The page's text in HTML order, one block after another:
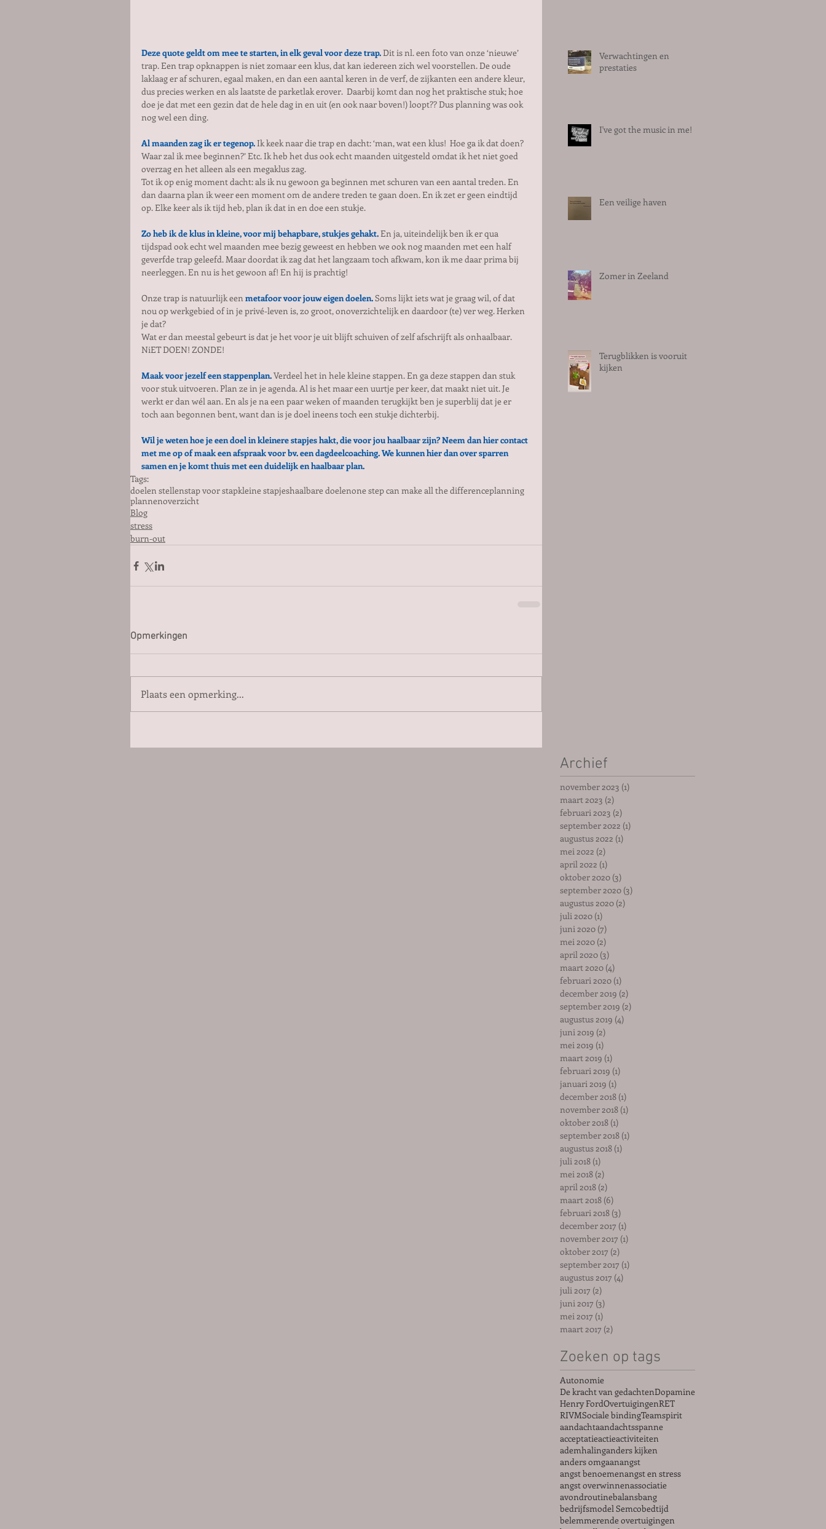
Deze quote geldt om mee te starten, in elk geval voor deze trap. Dit is nl. een foto van onze ‘nieuwe’
trap. Een trap opknappen is niet zomaar een klus, dat kan iedereen zich wel voorstellen. De oude
laklaag er af schuren, egaal maken, en dan een aantal keren in de verf, de zijkanten een andere kleur,
dus precies werken en als laatste de parketlak erover.  Daarbij komt dan nog het praktische stuk; hoe
doe je dat met een gezin dat de hele dag in en uit (en ook naar boven!) loopt?? Dus planning was ook
nog wel een ding.
Al maanden zag ik er tegenop. Ik keek naar die trap en dacht: ‘man, wat een klus!  Hoe ga ik dat doen?
Waar zal ik mee beginnen?’ Etc. Ik heb het dus ook echt maanden uitgesteld omdat ik het niet goed
overzag en het alleen als een megaklus zag.
Tot ik op enig moment dacht: als ik nu gewoon ga beginnen met schuren van een aantal treden. En
dan daarna plan ik weer een moment om de andere treden te gaan doen. En ik zet er geen eindtijd
op. Elke keer als ik tijd heb, plan ik dat in en doe een stukje.
Zo heb ik de klus in kleine, voor mij behapbare, stukjes gehakt. En ja, uiteindelijk ben ik er qua
tijdspad ook echt wel maanden mee bezig geweest en hebben we ook nog maanden met een half
geverfde trap geleefd. Maar doordat ik zag dat het langzaam toch afkwam, kon ik me daar prima bij
neerleggen. En nu is het gewoon af! En hij is prachtig!
Onze trap is natuurlijk een metafoor voor jouw eigen doelen. Soms lijkt iets wat je graag wil, of dat
nou op werkgebied of in je privé-leven is, zo groot, onoverzichtelijk en daardoor (te) ver weg. Herken
je dat?
Wat er dan meestal gebeurt is dat je het voor je uit blijft schuiven of zelf afschrijft als onhaalbaar.
NiET DOEN! ZONDE!
Maak voor jezelf een stappenplan. Verdeel het in hele kleine stappen. En ga deze stappen dan stuk
voor stuk uitvoeren. Plan ze in je agenda. Al is het maar een uurtje per keer, dat maakt niet uit. Je
werkt er dan wél aan. En als je na een paar weken of maanden terugkijkt ben je superblij dat je er
toch aan begonnen bent, want dan is je doel ineens toch een stukje dichterbij.
Wil je weten hoe je een doel in kleinere stapjes hakt, die voor jou haalbaar zijn? Neem dan hier contact
met me op of maak een afspraak voor bv. een dagdeelcoaching. We kunnen hier dan over sparren
samen en je komt thuis met een duidelijk en haalbaar plan.
Tags:
doelen stellenstap voor stapkleine stapjeshaalbare doelenone step can make all the differenceplanning
plannenoverzicht
Blog
stress
burn-out
Opmerkingen
Plaats een opmerking...
Verwachtingen en
prestaties
I've got the music in me!
Een veilige haven
Zomer in Zeeland
Terugblikken is vooruit
kijken
Archief
november 2023 (1)
maart 2023 (2)
februari 2023 (2)
september 2022 (1)
augustus 2022 (1)
mei 2022 (2)
april 2022 (1)
oktober 2020 (3)
september 2020 (3)
augustus 2020 (2)
juli 2020 (1)
juni 2020 (7)
mei 2020 (2)
april 2020 (3)
maart 2020 (4)
februari 2020 (1)
december 2019 (2)
september 2019 (2)
augustus 2019 (4)
juni 2019 (2)
mei 2019 (1)
maart 2019 (1)
februari 2019 (1)
januari 2019 (1)
december 2018 (1)
november 2018 (1)
oktober 2018 (1)
september 2018 (1)
augustus 2018 (1)
juli 2018 (1)
mei 2018 (2)
april 2018 (2)
maart 2018 (6)
februari 2018 (3)
december 2017 (1)
november 2017 (1)
oktober 2017 (2)
september 2017 (1)
augustus 2017 (4)
juli 2017 (2)
juni 2017 (3)
mei 2017 (1)
maart 2017 (2)
Zoeken op tags
Autonomie
De kracht van gedachtenDopamine
Henry FordOvertuigingenRET
RIVMSociale bindingTeamspirit
aandachtaandachtsspanne
acceptatieactieactiviteiten
ademhalinganders kijken
anders omgaanangst
angst benoemenangst en stress
angst overwinnenassociatie
avondroutinebalansbang
bedrijfsmodel Semcobedtijd
belemmerende overtuigingen